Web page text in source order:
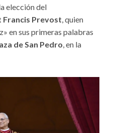
elección del
Francis Prevost, quien
en sus primeras palabras
de San Pedro, en la